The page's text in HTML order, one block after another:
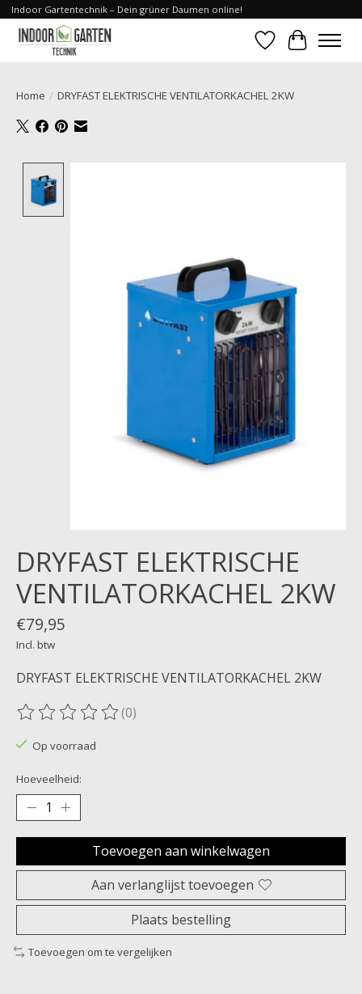
Indoor Gartentechnik – Dein grüner Daumen online!
Verlanglijst
Home / DRYFAST ELEKTRISCHE VENTILATORKACHEL 2KW
DRYFAST ELEKTRISCHE
VENTILATORKACHEL 2KW
€79,95
Incl. btw
DRYFAST ELEKTRISCHE VENTILATORKACHEL 2KW
De beoordeling van dit product is
(0)
Op voorraad
Hoeveelheid:
Toevoegen aan winkelwagen
Aan verlanglijst toevoegen
Plaats bestelling
Toevoegen om te vergelijken